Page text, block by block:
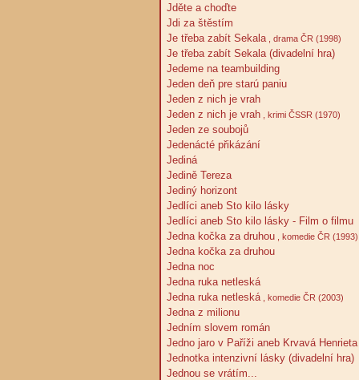
Jděte a choďte
Jdi za štěstím
Je třeba zabít Sekala , drama ČR (1998)
Je třeba zabít Sekala (divadelní hra)
Jedeme na teambuilding
Jeden deň pre starú paniu
Jeden z nich je vrah
Jeden z nich je vrah , krimi ČSSR (1970)
Jeden ze soubojů
Jedenácté přikázání
Jediná
Jedině Tereza
Jediný horizont
Jedlíci aneb Sto kilo lásky
Jedlíci aneb Sto kilo lásky - Film o filmu
Jedna kočka za druhou , komedie ČR (1993)
Jedna kočka za druhou
Jedna noc
Jedna ruka netleská
Jedna ruka netleská , komedie ČR (2003)
Jedna z milionu
Jedním slovem román
Jedno jaro v Paříži aneb Krvavá Henrieta
Jednotka intenzivní lásky (divadelní hra)
Jednou se vrátím...